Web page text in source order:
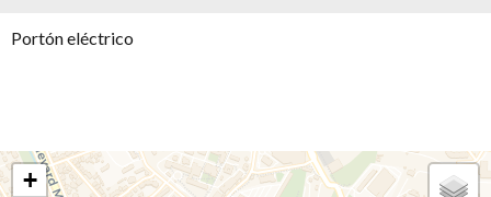
Portón eléctrico
+